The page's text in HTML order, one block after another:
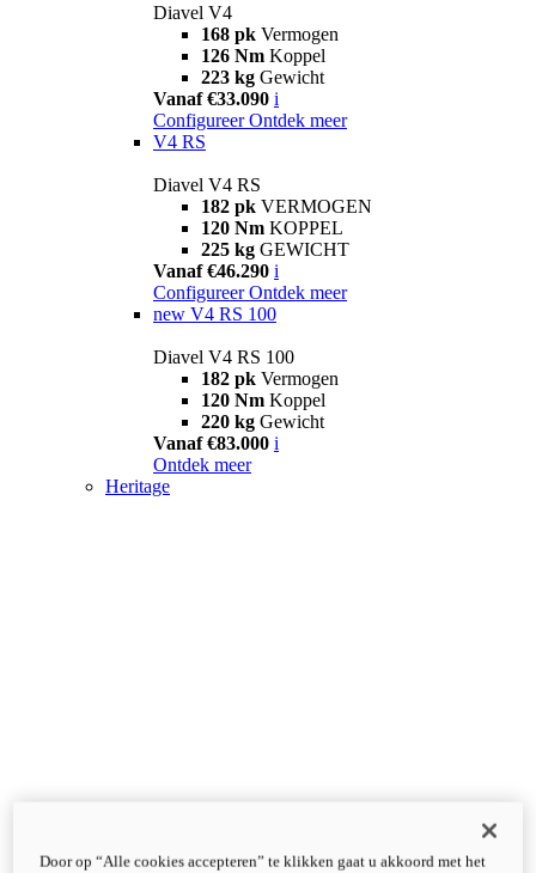
Diavel V4
168 pk Vermogen
126 Nm Koppel
223 kg Gewicht
Vanaf €33.090 i
Configureer Ontdek meer
V4 RS
Diavel V4 RS
182 pk VERMOGEN
120 Nm KOPPEL
225 kg GEWICHT
Vanaf €46.290 i
Configureer Ontdek meer
new V4 RS 100
Diavel V4 RS 100
182 pk Vermogen
120 Nm Koppel
220 kg Gewicht
Vanaf €83.000 i
Ontdek meer
Heritage
Door op “Alle cookies accepteren” te klikken gaat u akkoord met het